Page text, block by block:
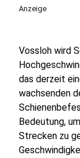
Anzeige
Vossloh wird
das derzeit
wachsenden
Bedeutung,
Strecken zu